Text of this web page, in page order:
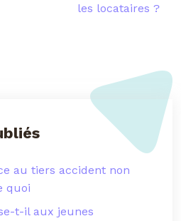
les locataires ?
au tiers accident non
quoi
t-il aux jeunes